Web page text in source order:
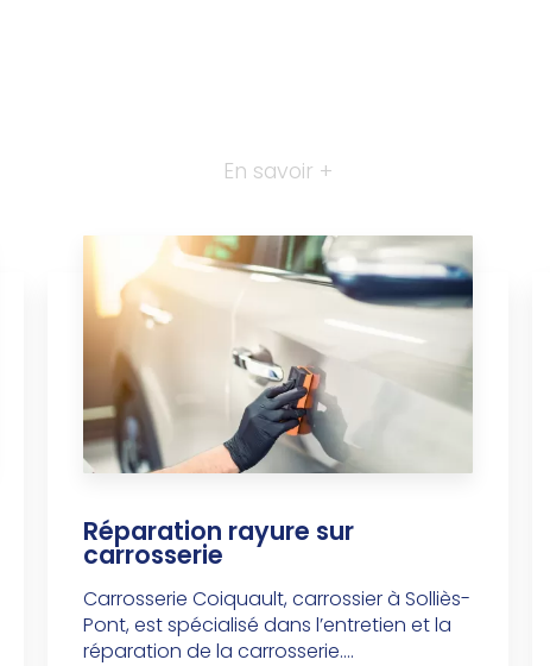
En savoir +
Réparation rayure sur
carrosserie
Carrosserie Coiquault, carrossier à Solliès-
Pont, est spécialisé dans l’entretien et la
réparation de la carrosserie....